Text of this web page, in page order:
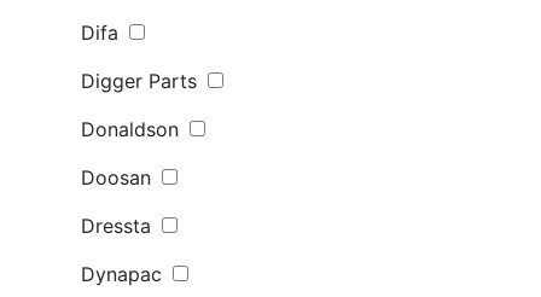
Difa
Digger Parts
Donaldson
Doosan
Dressta
Dynapac